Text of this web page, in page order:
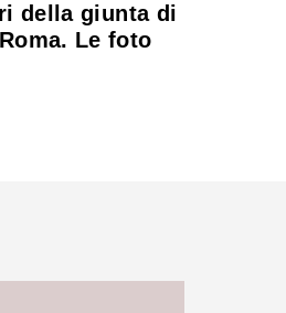
della giunta di
Le foto